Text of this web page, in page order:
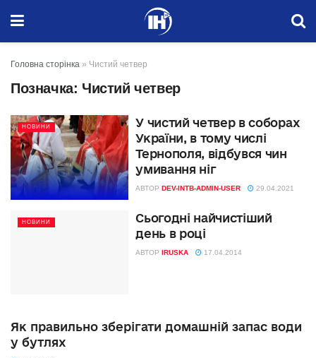
Головна сторінка » Чистий четвер
Позначка: Чистий четвер
НОВИНИ
У чистий четвер в соборах
України, в тому числі
Тернополя, відбувся чин
умивання ніг
АВТОР DEV-INTB-ADMIN-USER 29.04.2021
НОВИНИ
Сьогодні найчистіший
день в році
АВТОР IRUSKA 17.04.2014
Як правильно зберігати домашній запас води
у бутлях